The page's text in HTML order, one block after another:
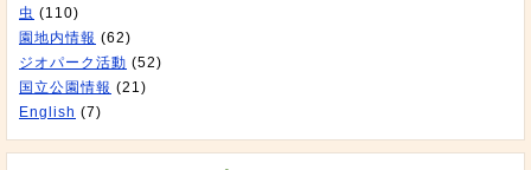
虫 (110)
園地内情報 (62)
ジオパーク活動 (52)
国立公園情報 (21)
English (7)